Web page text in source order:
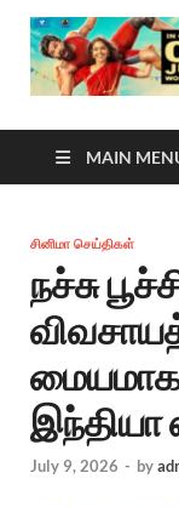
MAIN
சினிமா செய்திகள்
நச்சு
இந்தியா
July 9, 2026 - by